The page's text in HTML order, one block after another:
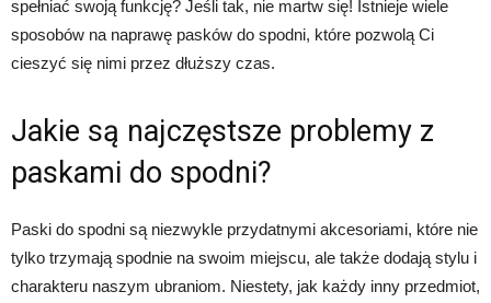
spełniać swoją funkcję? Jeśli tak, nie martw się! Istnieje wiele
sposobów na naprawę pasków do spodni, które pozwolą Ci
cieszyć się nimi przez dłuższy czas.
Jakie są najczęstsze problemy z
paskami do spodni?
Paski do spodni są niezwykle przydatnymi akcesoriami, które nie
tylko trzymają spodnie na swoim miejscu, ale także dodają stylu i
charakteru naszym ubraniom. Niestety, jak każdy inny przedmiot,